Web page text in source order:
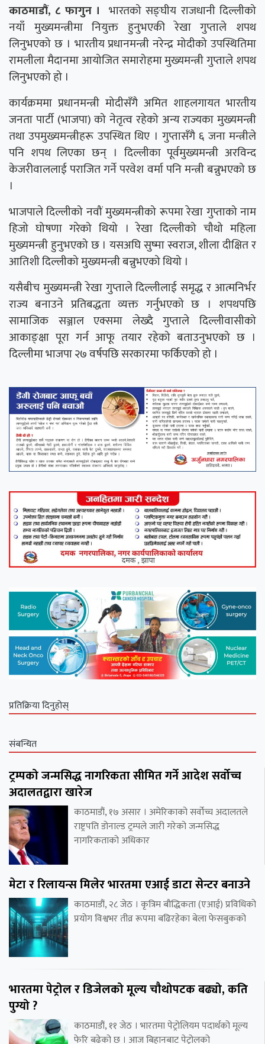
काठमाडौं, ८ फागुन । भारतको सङ्घीय राजधानी दिल्लीको
नयाँ मुख्यमन्त्रीमा नियुक्त हुनुभएकी रेखा गुप्ताले शपथ
लिनुभएको छ । भारतीय प्रधानमन्त्री नरेन्द्र मोदीको उपस्थितिमा
रामलीला मैदानमा आयोजित समारोहमा मुख्यमन्त्री गुप्ताले शपथ
लिनुभएको हो ।
कार्यक्रममा प्रधानमन्त्री मोदीसँगै अमित शाहलगायत भारतीय
जनता पार्टी (भाजपा) को नेतृत्व रहेको अन्य राज्यका मुख्यमन्त्री
तथा उपमुख्यमन्त्रीहरू उपस्थित थिए । गुप्तासँगै ६ जना मन्त्रीले
पनि शपथ लिएका छन् । दिल्लीका पूर्वमुख्यमन्त्री अरविन्द
केजरीवाललाई पराजित गर्ने परवेश वर्मा पनि मन्त्री बन्नुभएको छ
।
भाजपाले दिल्लीको नवौं मुख्यमन्त्रीको रूपमा रेखा गुप्ताको नाम
हिजो घोषणा गरेको थियो । रेखा दिल्लीको चौथो महिला
मुख्यमन्त्री हुनुभएको छ । यसअघि सुष्मा स्वराज, शीला दीक्षित र
आतिशी दिल्लीको मुख्यमन्त्री बन्नुभएको थियो ।
यसैबीच मुख्यमन्त्री रेखा गुप्ताले दिल्लीलाई समृद्ध र आत्मनिर्भर
राज्य बनाउने प्रतिबद्धता व्यक्त गर्नुभएको छ । शपथपछि
सामाजिक सञ्जाल एक्समा लेख्दै गुप्ताले दिल्लीवासीको
आकाङ्क्षा पूरा गर्न आफू तयार रहेको बताउनुभएको छ ।
दिल्लीमा भाजपा २७ वर्षपछि सरकारमा फर्किएको हो ।
प्रतिक्रिया दिनुहोस्
संबन्धित
ट्रम्पको जन्मसिद्ध नागरिकता सीमित गर्ने आदेश सर्वोच्च
अदालतद्वारा खारेज
काठमाडौं, १७ असार । अमेरिकाको सर्वोच्च अदालतले
राष्ट्रपति डोनाल्ड ट्रम्पले जारी गरेको जन्मसिद्ध
नागरिकताको अधिकार
मेटा र रिलायन्स मिलेर भारतमा एआई डाटा सेन्टर बनाउने
काठमाडौं, २८ जेठ । कृत्रिम बौद्धिकता (एआई) प्रविधिको
प्रयोग विश्वभर तीव्र रूपमा बढिरहेका बेला फेसबुकको
भारतमा पेट्रोल र डिजेलको मूल्य चौथोपटक बढ्यो, कति
पुग्यो ?
काठमाडौं, ११ जेठ । भारतमा पेट्रोलियम पदार्थको मूल्य
फेरि बढेको छ । आज बिहानबाट पेट्रोलको